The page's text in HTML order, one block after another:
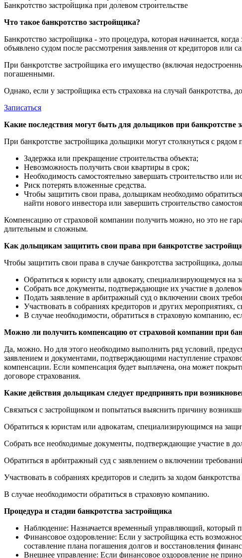
Банкротство застройщика при долевом строительстве
Что такое банкротство застройщика?
Банкротство застройщика - это процедура, которая начинается,
объявлено судом после рассмотрения заявления от кредиторов или
При банкротстве застройщика его имущество (включая
погашенными.
Однако, если у застройщика есть страховка на случай
Записаться
Какие последствия могут быть для дольщиков при банкротстве
При банкротстве застройщика дольщики могут столкнуться с рядом
Задержка или прекращение строительства объекта;
Невозможность получить свои квартиры в срок;
Необходимость самостоятельно завершать строительство или
Риск потерять вложенные средства.
Чтобы защитить свои права, дольщикам необходимо
найти нового инвестора или завершить строительство
Компенсацию от страховой компании получить можно, но это не
длительным и сложным.
Как дольщикам защитить свои права при банкротстве
Чтобы защитить свои права в случае банкротства застройщика,
Обратиться к юристу или адвокату, специализирующемуся на
Собрать все документы, подтверждающие их участие в
Подать заявление в арбитражный суд о включении своих
Участвовать в собраниях кредиторов и других мероприятиях,
В случае необходимости, обратиться в страховую компанию,
Можно ли получить компенсацию от страховой компании при
Да, можно. Но для этого необходимо выполнить ряд условий,
заявлением и документами, подтверждающими наступление
компенсации. Если компенсация будет выплачена, она может
договоре страхования.
Какие действия дольщикам следует предпринять при
Связаться с застройщиком и попытаться выяснить причину
Обратиться к юристам или адвокатам, специализирующимся на
Собрать все необходимые документы, подтверждающие участие в
Обратиться в арбитражный суд с заявлением о включении
Участвовать в собраниях кредиторов и следить за ходом
В случае необходимости обратиться в страховую компанию.
Процедура и стадии банкротства застройщика
Наблюдение: Назначается временный управляющий, который
Финансовое оздоровление: Если у застройщика есть
составление плана погашения долгов и восстановления
Внешнее управление: Если финансовое оздоровление не